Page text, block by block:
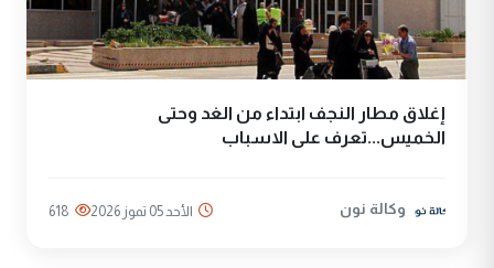
إغلاق مطار النجف ابتداء من الغد وحتى
الخميس...تعرف على الاسباب
وكالة نون الأحد 05 تموز 2026 618